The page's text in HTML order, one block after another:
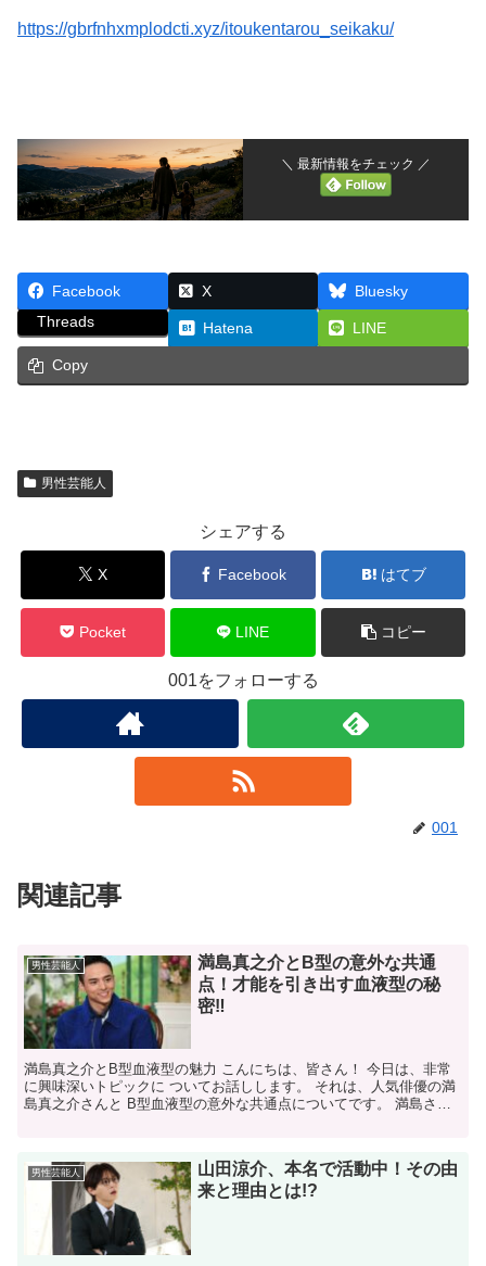
https://gbrfnhxmplodcti.xyz/itoukentarou_seikaku/
＼ 最新情報をチェック ／
Facebook X
Bluesky
Threads
Hatena LINE
Copy
男性芸能人
シェアする
X Facebook はてブ
Pocket LINE コピー
001をフォローする
001
関連記事
男性芸能人
満島真之介とB型の意外な共通
点！才能を引き出す血液型の秘
密‼
満島真之介とB型血液型の魅力 こんにちは、皆さん！ 今日は、非常
に興味深いトピックに ついてお話しします。 それは、人気俳優の満
島真之介さんと B型血液型の意外な共通点についてです。 満島さん
男性芸能人
山田涼介、本名で活動中！その由
来と理由とは!?